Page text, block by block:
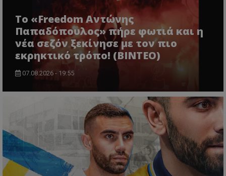
Το «Freedom Αντώνης
Παπαδόπουλος» πήρε φωτιά και η
νέα σεζόν ξεκίνησε με τον πιο
εκρηκτικό τρόπο! (ΒΙΝΤΕΟ)
07.08.2026 - 19:55